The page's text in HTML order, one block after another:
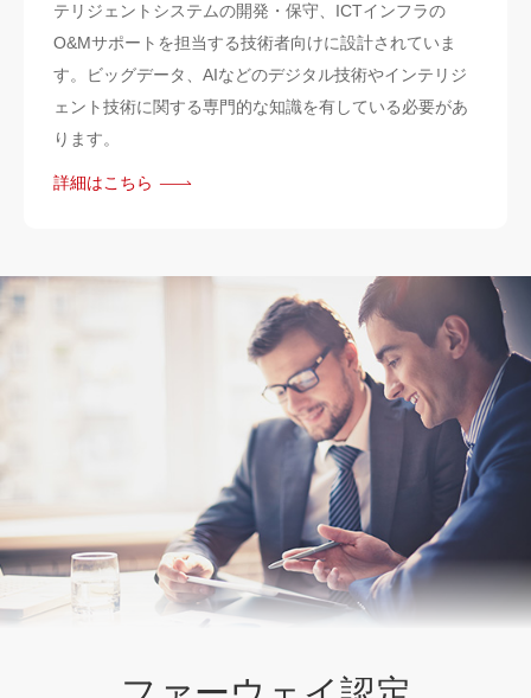
テリジェントシステムの開発・保守、ICTインフラの
O&Mサポートを担当する技術者向けに設計されていま
す。ビッグデータ、AIなどのデジタル技術やインテリジ
ェント技術に関する専門的な知識を有している必要があ
ります。
詳細はこちら